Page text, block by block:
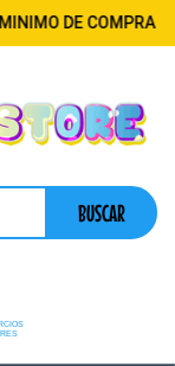
COMPRA
BUSCAR